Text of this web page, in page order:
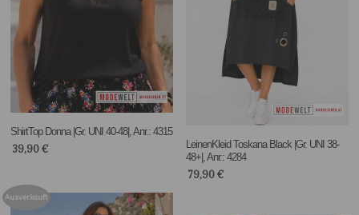
ShirtTop Donna |Gr. UNI 40-48|, Anr.: 4315
39,90€
LeinenKleid Toskana Black |Gr. UNI 38-
48+|, Anr.: 4284
79,90€
Ausverkauft